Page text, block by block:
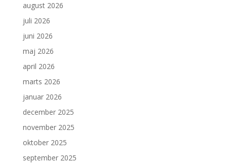
august 2026
juli 2026
juni 2026
maj 2026
april 2026
marts 2026
januar 2026
december 2025
november 2025
oktober 2025
september 2025